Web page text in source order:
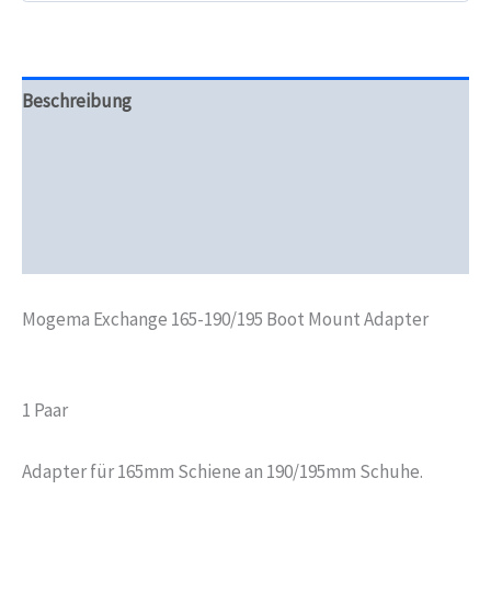
Beschreibung
Mogema Exchange 165-190/195 Boot Mount Adapter
1 Paar
Adapter für 165mm Schiene an 190/195mm Schuhe.